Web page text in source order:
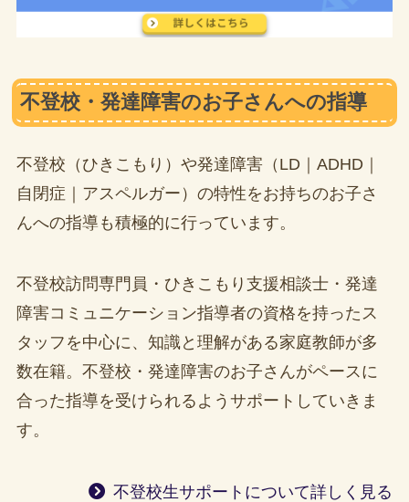
不登校・発達障害のお子さんへの指導
不登校（ひきこもり）や発達障害（LD｜ADHD｜
自閉症｜アスペルガー）の特性をお持ちのお子さ
んへの指導も積極的に行っています。
不登校訪問専門員・ひきこもり支援相談士・発達
障害コミュニケーション指導者の資格を持ったス
タッフを中心に、知識と理解がある家庭教師が多
数在籍。不登校・発達障害のお子さんがペースに
合った指導を受けられるようサポートしていきま
す。
不登校生サポートについて詳しく見る